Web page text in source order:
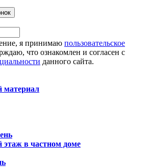
я принимаю пользовательское
что ознакомлен и согласен с
данного сайта.
материал
в частном доме